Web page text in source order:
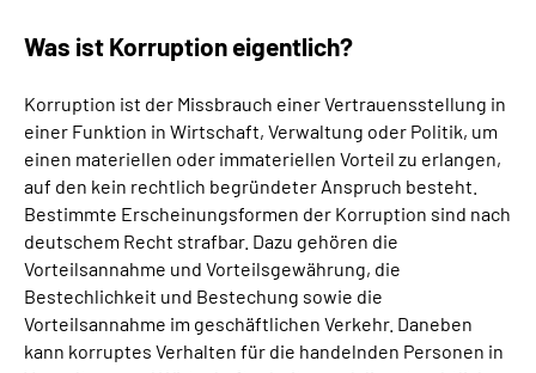
Was ist Korruption eigentlich?
Korruption ist der Missbrauch einer Vertrauensstellung in
einer Funktion in Wirtschaft, Verwaltung oder Politik, um
einen materiellen oder immateriellen Vorteil zu erlangen,
auf den kein rechtlich begründeter Anspruch besteht.
Bestimmte Erscheinungsformen der Korruption sind nach
deutschem Recht strafbar. Dazu gehören die
Vorteilsannahme und Vorteilsgewährung, die
Bestechlichkeit und Bestechung sowie die
Vorteilsannahme im geschäftlichen Verkehr. Daneben
kann korruptes Verhalten für die handelnden Personen in